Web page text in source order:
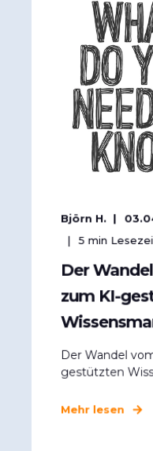
Björn H.
5 min
Der
zum KI-
Der Wandel
gestützten
Mehr lesen